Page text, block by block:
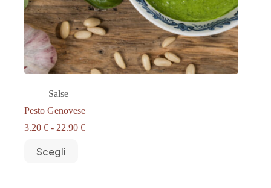
Salse
Pesto Genovese
3.20 € - 22.90 €Fascia
Scegli
prodotto